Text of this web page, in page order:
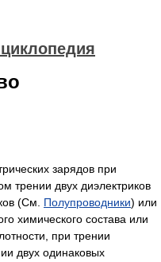
зарядов при
трении двух диэлектриков
(См. Полупроводники) или
химического состава или
при трении
двух одинаковых